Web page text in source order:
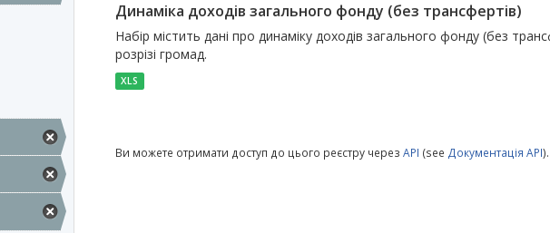
Динаміка доходів загального фонду (без трансфертів)
Набір містить дані про динаміку доходів загального фонду (без
розрізі громад.
XLS
Ви можете отримати доступ до цього реєстру через API (see Документація API).